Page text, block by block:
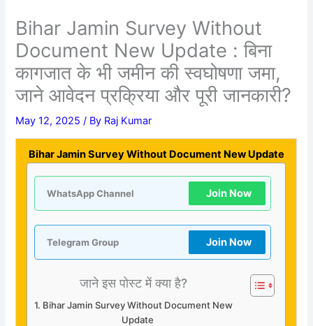
Bihar Jamin Survey Without
Document New Update : बिना
कागजात के भी जमीन की स्वघोषणा जमा,
जाने आवेदन प्रक्रिया और पूरी जानकारी?
May 12, 2025/ By Raj Kumar
Bihar Jamin Survey Without Document New Update
WhatsApp Channel Join Now
Telegram Group Join Now
जाने इस पोस्ट में क्या है?
Bihar Jamin Survey Without Document New
Update